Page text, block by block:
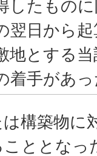
したもの
翌日から
地とする
着手があ
構築物に
ととなっ